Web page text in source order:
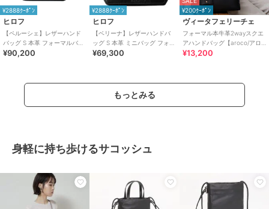
¥2888ｸｰﾎﾟﾝ
ヒロフ
【ペルーシェ】レザーハンド
バッグ S 本革 フォーマルバッ
グ（商品番号：P25-20708）
¥90,200
¥2888ｸｰﾎﾟﾝ
ヒロフ
【ベリーナ】レザーハンドバ
ッグ S 本革 ミニバッグ フォー
マルバッグ（商品番号：P25-
¥69,300
¥200ｸｰﾎﾟﾝ
ヴィータフェリーチェ
フォーマル本牛革2wayスクエ
アハンドバッグ【aroco/アロ
コ】セレモニー向け
¥13,200
もっとみる
身軽に持ち歩けるサコッシュ